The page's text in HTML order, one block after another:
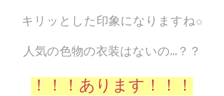
キリッとした印象になりますね✩
人気の色物の衣装はないの…？？
！！！あります！！！